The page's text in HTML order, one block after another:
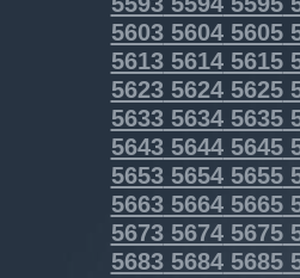
560356045605
561356145615
562356245625
563356345635
564356445645
565356545655
566356645665
567356745675
568356845685